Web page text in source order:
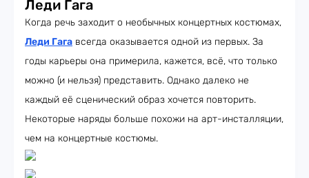
Леди Гага
Когда речь заходит о необычных концертных костюмах,
Леди Гага всегда оказывается одной из первых. За
годы карьеры она примерила, кажется, всё, что только
можно (и нельзя) представить. Однако далеко не
каждый её сценический образ хочется повторить.
Некоторые наряды больше похожи на арт-инсталляции,
чем на концертные костюмы.